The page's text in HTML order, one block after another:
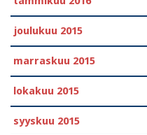
joulukuu 2015
marraskuu 2015
lokakuu 2015
syyskuu 2015